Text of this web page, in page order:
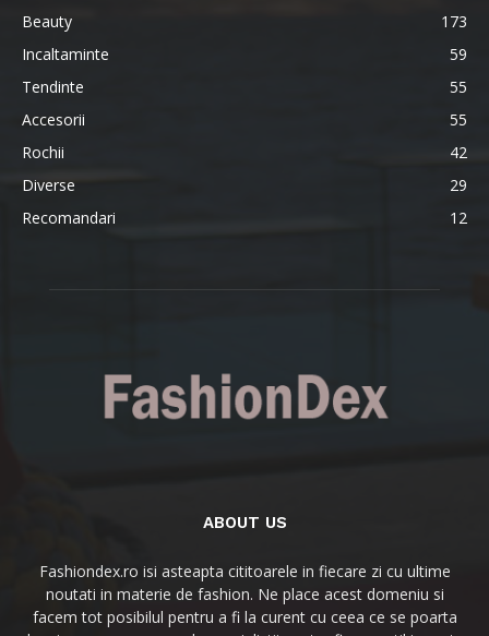
Beauty
173
Incaltaminte
59
Tendinte
55
Accesorii
55
Rochii
42
Diverse
29
Recomandari
12
ABOUT US
Fashiondex.ro isi asteapta cititoarele in fiecare zi cu ultime
noutati in materie de fashion. Ne place acest domeniu si
facem tot posibilul pentru a fi la curent cu ceea ce se poarta